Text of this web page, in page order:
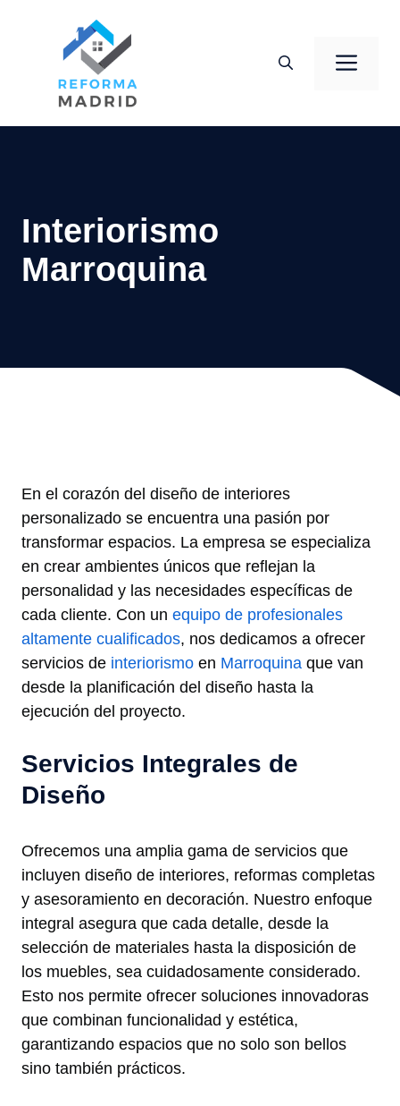
contenido
Interiorismo
Marroquina
En el corazón del diseño de interiores
personalizado se encuentra una pasión por
transformar espacios. La empresa se especializa
en crear ambientes únicos que reflejan la
personalidad y las necesidades específicas de
cada cliente. Con un equipo de profesionales
altamente cualificados, nos dedicamos a ofrecer
servicios de interiorismo en Marroquina que van
desde la planificación del diseño hasta la
ejecución del proyecto.
Servicios Integrales de
Diseño
Ofrecemos una amplia gama de servicios que
incluyen diseño de interiores, reformas completas
y asesoramiento en decoración. Nuestro enfoque
integral asegura que cada detalle, desde la
selección de materiales hasta la disposición de
los muebles, sea cuidadosamente considerado.
Esto nos permite ofrecer soluciones innovadoras
que combinan funcionalidad y estética,
garantizando espacios que no solo son bellos
sino también prácticos.